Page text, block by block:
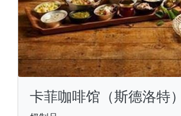
卡菲咖啡馆（斯德洛特）